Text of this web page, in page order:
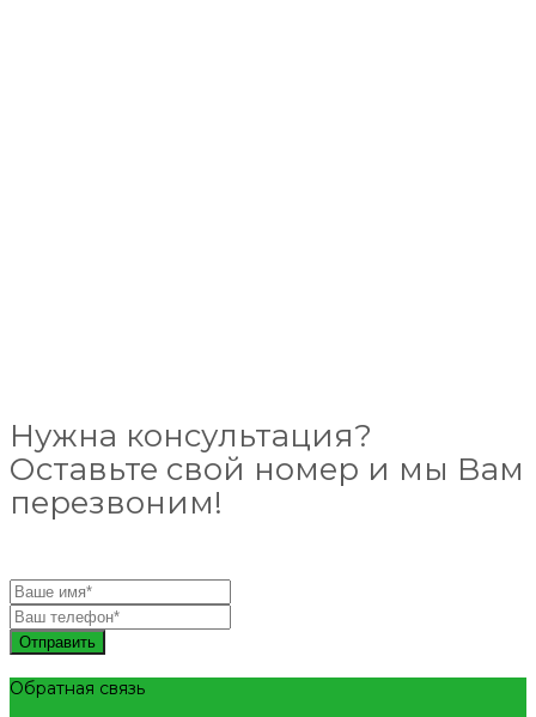
Нужна консультация?
Оставьте свой номер и мы Вам
перезвоним!
Отправить
Обратная связь